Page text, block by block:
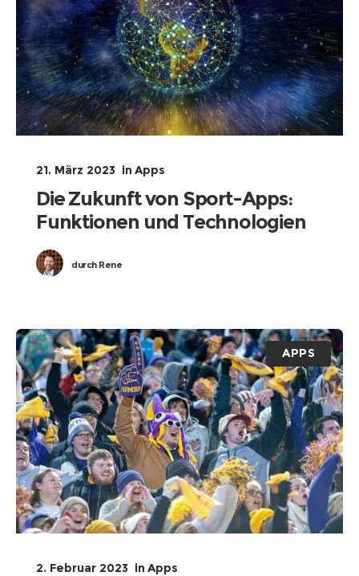
21. März 2023 in Apps
Die Zukunft von Sport-Apps:
Funktionen und Technologien
durchRene
APPS
2. Februar 2023 in Apps